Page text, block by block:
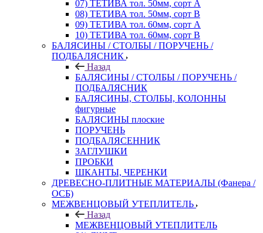
07) ТЕТИВА тол. 50мм, сорт А
08) ТЕТИВА тол. 50мм, сорт В
09) ТЕТИВА тол. 60мм, сорт А
10) ТЕТИВА тол. 60мм, сорт В
БАЛЯСИНЫ / СТОЛБЫ / ПОРУЧЕНЬ /
ПОДБАЛЯСНИК
Назад
БАЛЯСИНЫ / СТОЛБЫ / ПОРУЧЕНЬ /
ПОДБАЛЯСНИК
БАЛЯСИНЫ, СТОЛБЫ, КОЛОННЫ
фигурные
БАЛЯСИНЫ плоские
ПОРУЧЕНЬ
ПОДБАЛЯСЕННИК
ЗАГЛУШКИ
ПРОБКИ
ШКАНТЫ, ЧЕРЕНКИ
ДРЕВЕСНО-ПЛИТНЫЕ МАТЕРИАЛЫ (Фанера /
ОСБ)
МЕЖВЕНЦОВЫЙ УТЕПЛИТЕЛЬ
Назад
МЕЖВЕНЦОВЫЙ УТЕПЛИТЕЛЬ